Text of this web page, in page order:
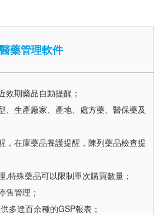
醫藥管理軟件
期藥品自動提醒；
、生產廠家、產地、處方藥、醫保藥及
，在庫藥品養護提醒，陳列藥品檢查提
特殊藥品可以限制單次購買數量；
售管理；
多達百余種的GSP報表；